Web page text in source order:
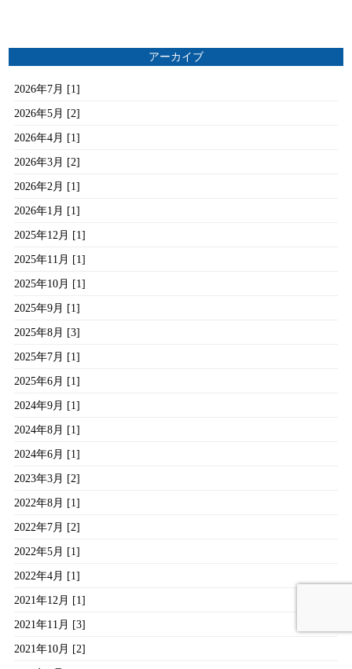
アーカイブ
2026年7月 [1]
2026年5月 [2]
2026年4月 [1]
2026年3月 [2]
2026年2月 [1]
2026年1月 [1]
2025年12月 [1]
2025年11月 [1]
2025年10月 [1]
2025年9月 [1]
2025年8月 [3]
2025年7月 [1]
2025年6月 [1]
2024年9月 [1]
2024年8月 [1]
2024年6月 [1]
2023年3月 [2]
2022年8月 [1]
2022年7月 [2]
2022年5月 [1]
2022年4月 [1]
2021年12月 [1]
2021年11月 [3]
2021年10月 [2]